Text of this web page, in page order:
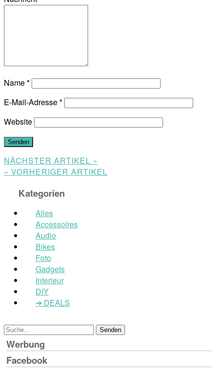
Name*
E-Mail-Adresse*
Website
NÄCHSTER ARTIKEL »
« VORHERIGER ARTIKEL
Kategorien
Alles
Accessoires
Audio
Bikes
Foto
Gadgets
Interieur
DIY
➔ DEALS
Werbung
Facebook